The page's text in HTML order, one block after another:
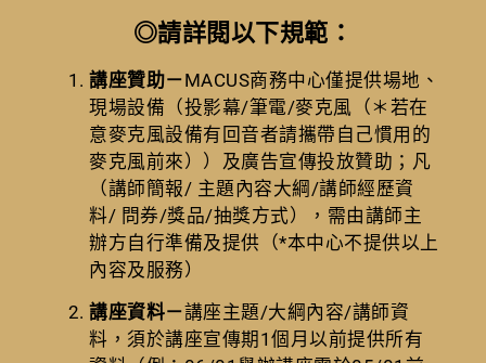
◎請詳閱以下規範：
講座贊助－MACUS商務中心僅提供場地、
現場設備（投影幕/筆電/麥克風（＊若在
意麥克風設備有回音者請攜帶自己慣用的
麥克風前來））及廣告宣傳投放贊助；凡
（講師簡報/ 主題內容大綱/講師經歷資
料/ 問券/獎品/抽獎方式），需由講師主
辦方自行準備及提供（*本中心不提供以上
內容及服務）
講座資料－講座主題/大綱內容/講師資
料，須於講座宣傳期1個月以前提供所有